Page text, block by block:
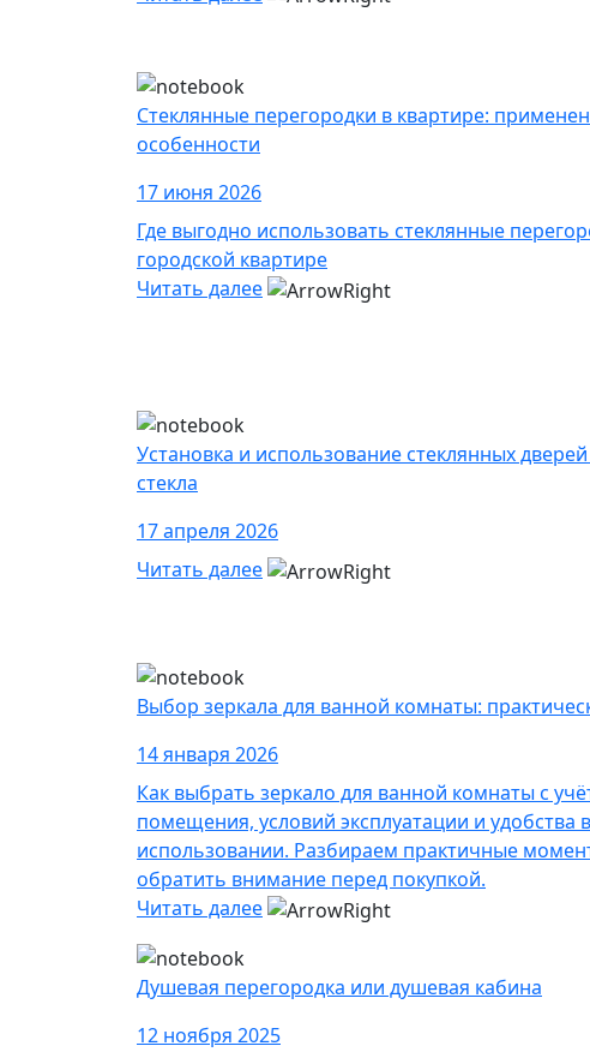
Стеклянные перегородки в квартире:
особенности
17 июня 2026
Где выгодно использовать стеклянные
городской квартире
Читать далее
Установка и использование стеклянных
стекла
17 апреля 2026
Читать далее
Выбор зеркала для ванной комнаты:
14 января 2026
Как выбрать зеркало для ванной комнаты с
помещения, условий эксплуатации и удобства
использовании. Разбираем практичные
обратить внимание перед покупкой.
Читать далее
Душевая перегородка или душевая кабина
12 ноября 2025